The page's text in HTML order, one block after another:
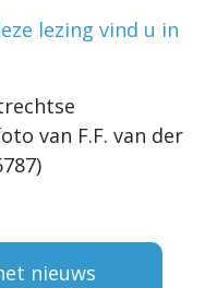
lezing vind u in
van F.F. van der
nieuws